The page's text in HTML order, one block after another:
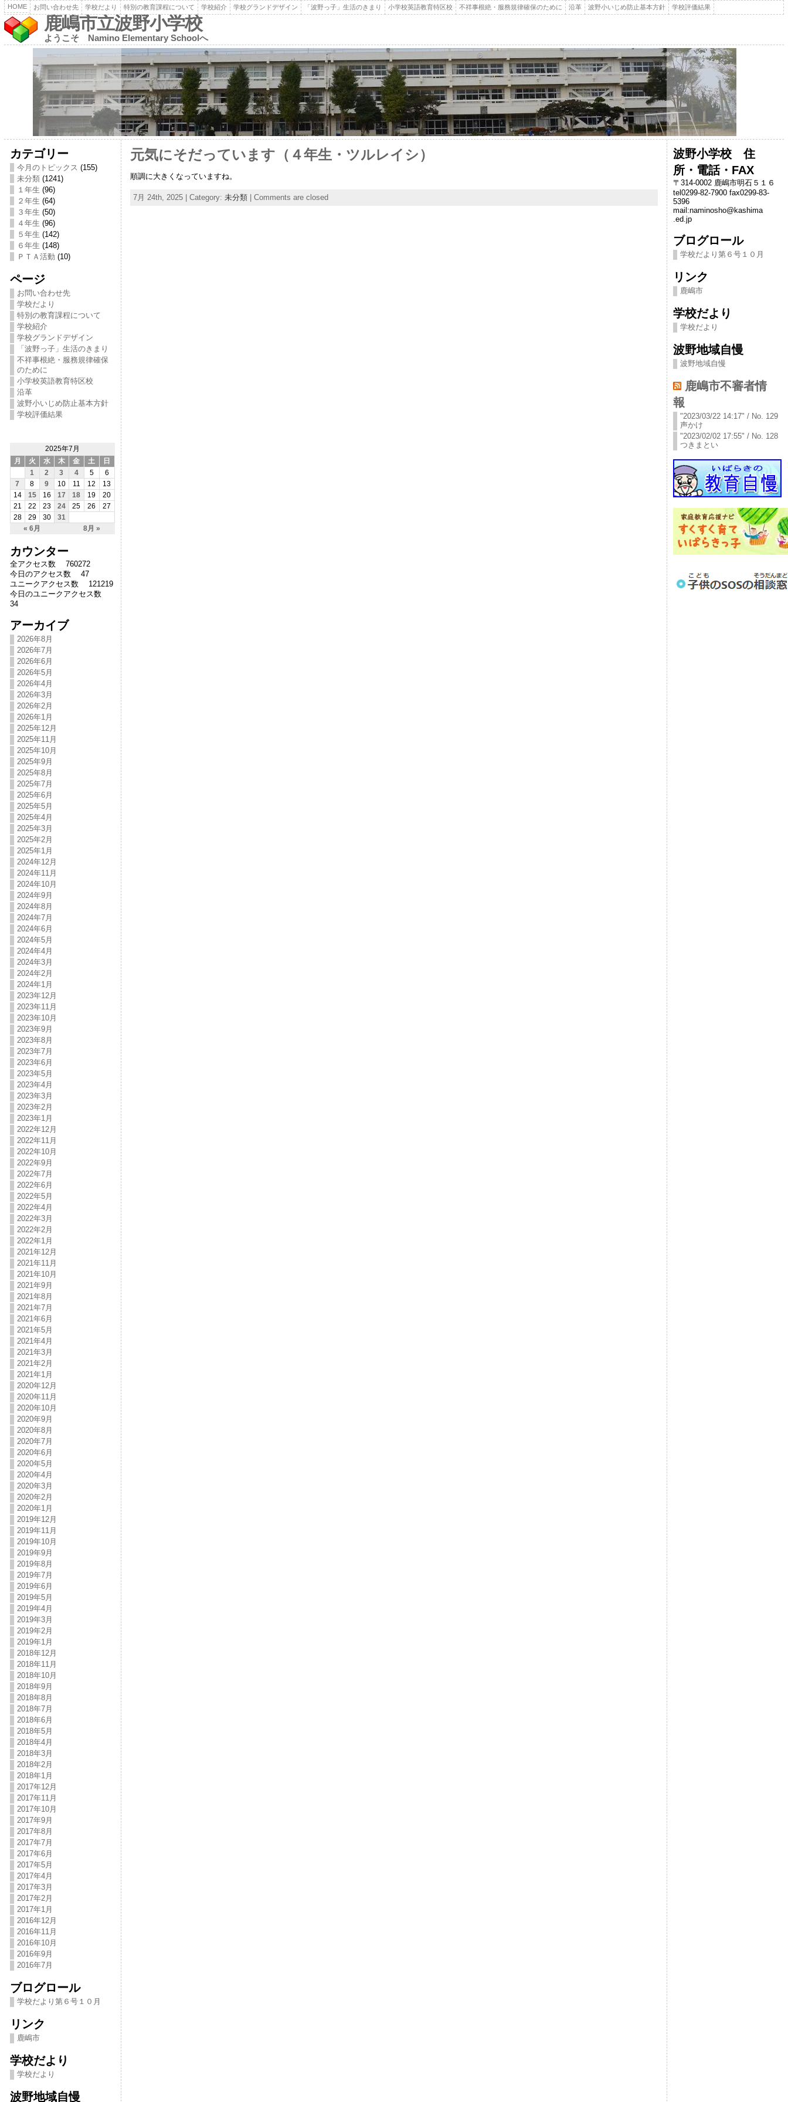
HOME お問い合わせ先 学校だより 特別の教育課程について 学校紹介 学校グランドデザイン 「波野っ子」生活のきまり 小学校英語教育特区校 不祥事根絶・服務規律確保のために 沿革 波野小いじめ防止基本方針 学校評価結果
鹿嶋市立波野小学校
ようこそ Namino Elementary Schoolへ
カテゴリー
今月のトピックス (155)
未分類(1241)
１年生 (96)
２年生 (64)
３年生 (50)
４年生 (96)
５年生 (142)
６年生 (148)
ＰＴＡ活動 (10)
ページ
お問い合わせ先
学校だより
特別の教育課程について
学校紹介
学校グランドデザイン
「波野っ子」生活のきまり
不祥事根絶・服務規律確保
のために
小学校英語教育特区校
沿革
波野小いじめ防止基本方針
学校評価結果
2025年7月
月
火 水 木 金 土 日
« 6月 8月 »
1 2 3 4 5
6
7
8 9 10 11 12
13
14
15 16 17 18 19
20
21
22 23 24 25 26
27
28
29 30 31
カウンター
全アクセス数 760272
今日のアクセス数 47
ユニークアクセス数 121219
今日のユニークアクセス数
34
アーカイブ
2026年8月
2026年7月
2026年6月
2026年5月
2026年4月
2026年3月
2026年2月
2026年1月
2025年12月
2025年11月
2025年10月
2025年9月
2025年8月
2025年7月
2025年6月
2025年5月
2025年4月
2025年3月
2025年2月
2025年1月
2024年12月
2024年11月
2024年10月
2024年9月
2024年8月
2024年7月
2024年6月
2024年5月
2024年4月
2024年3月
2024年2月
2024年1月
2023年12月
2023年11月
2023年10月
2023年9月
2023年8月
2023年7月
2023年6月
2023年5月
2023年4月
2023年3月
2023年2月
2023年1月
2022年12月
2022年11月
2022年10月
2022年9月
2022年7月
2022年6月
2022年5月
2022年4月
2022年3月
2022年2月
2022年1月
2021年12月
2021年11月
2021年10月
2021年9月
2021年8月
2021年7月
2021年6月
2021年5月
2021年4月
2021年3月
2021年2月
2021年1月
2020年12月
2020年11月
2020年10月
2020年9月
2020年8月
2020年7月
2020年6月
2020年5月
2020年4月
2020年3月
2020年2月
2020年1月
2019年12月
2019年11月
2019年10月
2019年9月
2019年8月
2019年7月
2019年6月
2019年5月
2019年4月
2019年3月
2019年2月
2019年1月
2018年12月
2018年11月
2018年10月
2018年9月
2018年8月
2018年7月
2018年6月
2018年5月
2018年4月
2018年3月
2018年2月
2018年1月
2017年12月
2017年11月
2017年10月
2017年9月
2017年8月
2017年7月
2017年6月
2017年5月
2017年4月
2017年3月
2017年2月
2017年1月
2016年12月
2016年11月
2016年10月
2016年9月
2016年7月
ブログロール
学校だより第６号１０月
リンク
鹿嶋市
学校だより
学校だより
波野地域自慢
元気にそだっています（４年生・ツルレイシ）
順調に大きくなっていますね。
7月 24th, 2025 | Category: 未分類| Comments are closed
波野小学校 住
所・電話・FAX
〒314-0002 鹿嶋市明石５１６
tel0299-82-7900 fax0299-83-
5396
mail:naminosho@kashima
.ed.jp
ブログロール
学校だより第６号１０月
リンク
鹿嶋市
学校だより
学校だより
波野地域自慢
波野地域自慢
鹿嶋市不審者情
報
"2023/03/22 14:17" / No. 129
声かけ
"2023/02/02 17:55" / No. 128
つきまとい